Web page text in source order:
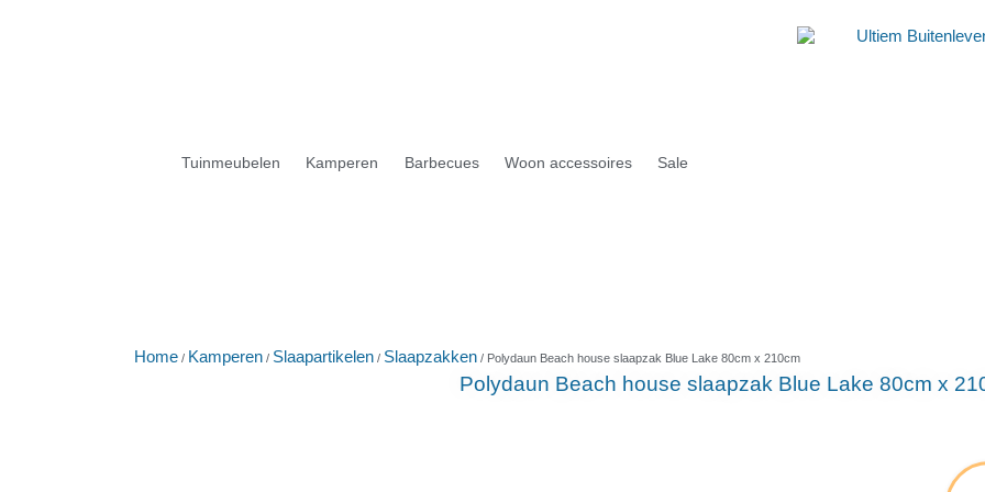
Tuinmeubelen Kamperen Barbecues Woon accessoires Sale
Home / Kamperen / Slaapartikelen / Slaapzakken / Polydaun Beach house slaapzak Blue Lake 80cm x 210cm
Polydaun Beach house slaapzak Blue Lake 80cm x